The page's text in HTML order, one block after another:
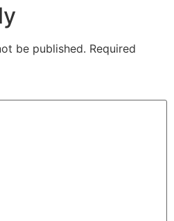
be published. Required